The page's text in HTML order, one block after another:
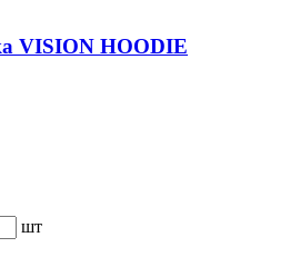
VISION HOODIE
шт